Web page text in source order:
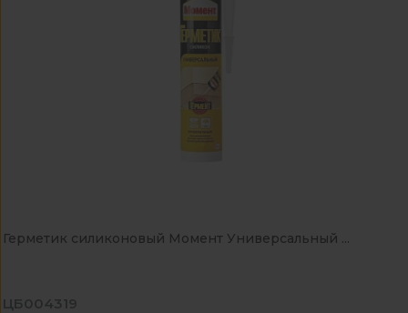
Герметик силиконовый Момент Универсальный ...
ЦБ004319